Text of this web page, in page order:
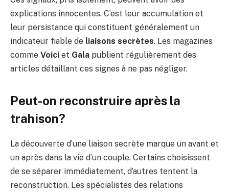
explications innocentes. C’est leur accumulation et
leur persistance qui constituent généralement un
indicateur fiable de liaisons secrètes. Les magazines
comme Voici et Gala publient régulièrement des
articles détaillant ces signes à ne pas négliger.
Peut-on reconstruire après la
trahison?
La découverte d’une liaison secrète marque un avant et
un après dans la vie d’un couple. Certains choisissent
de se séparer immédiatement, d’autres tentent la
reconstruction. Les spécialistes des relations